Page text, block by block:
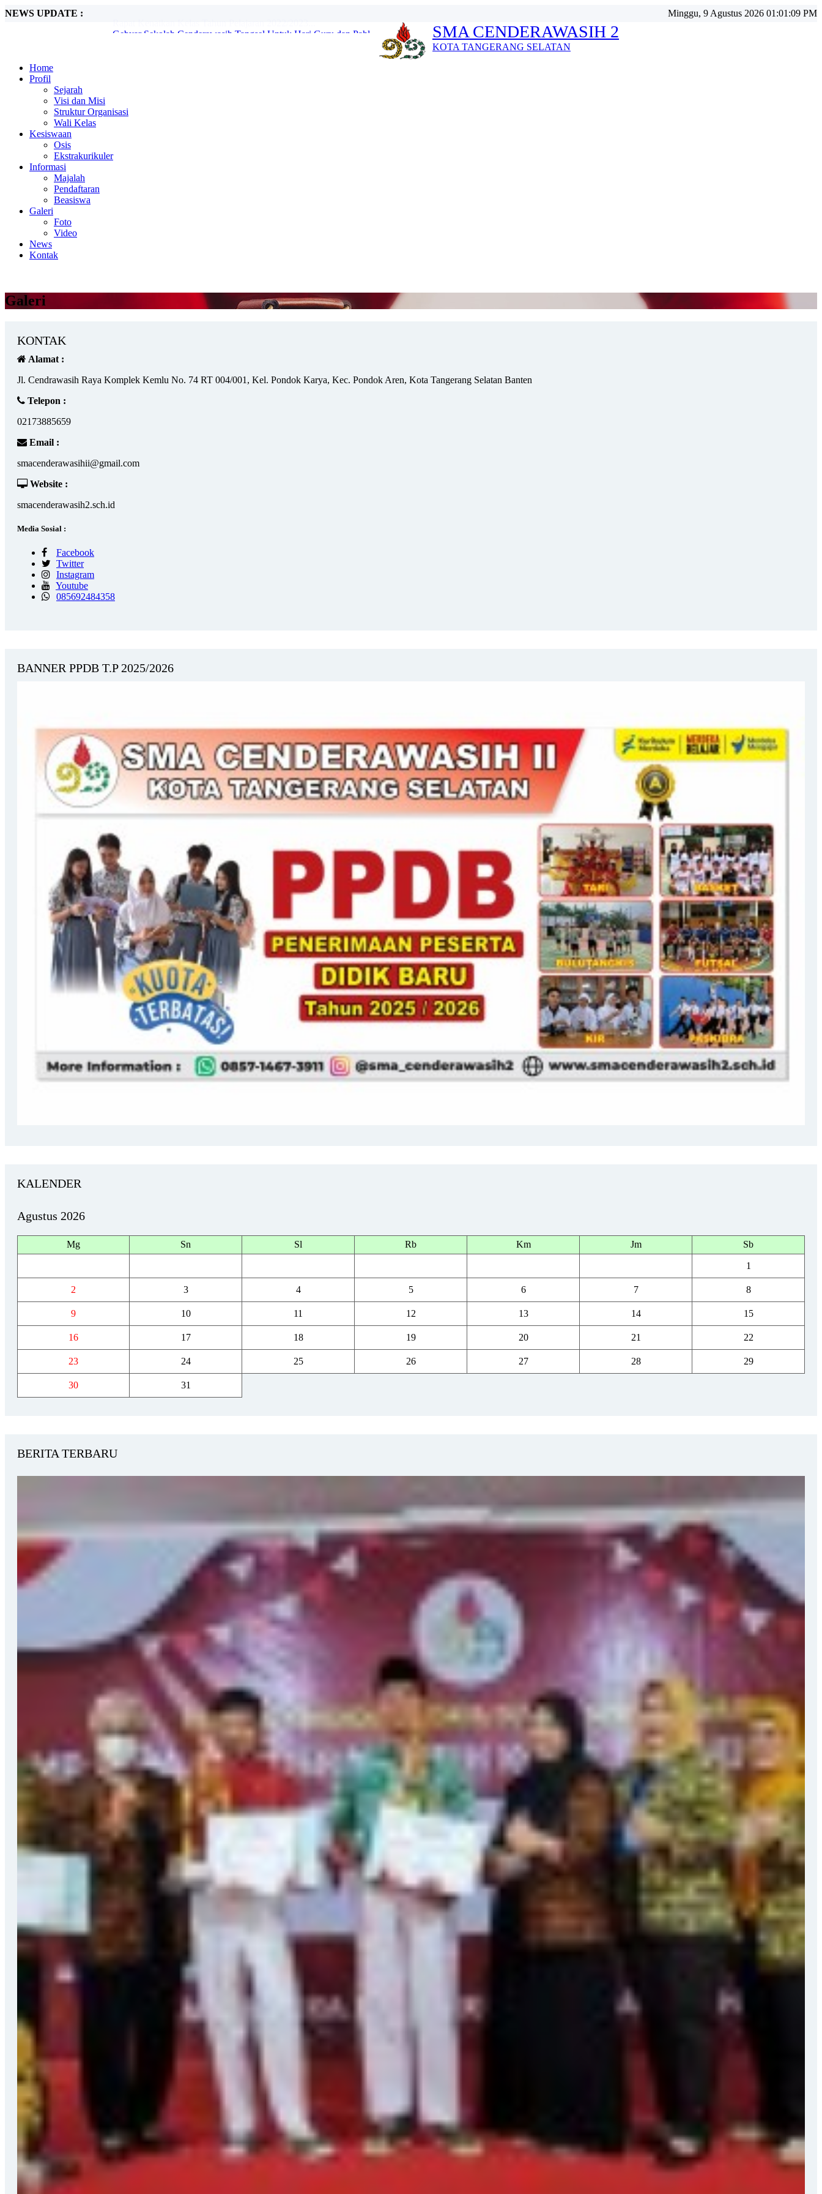
NEWS UPDATE :
Rapat Kenaikan Kelas Tahun Pelajaran 2022/2023...
Minggu, 9 Agustus 2026 01:01:11 PM
SMA CENDERAWASIH 2
KOTA TANGERANG SELATAN
Home
Profil
Sejarah
Visi dan Misi
Struktur Organisasi
Wali Kelas
Kesiswaan
Osis
Ekstrakurikuler
Informasi
Majalah
Pendaftaran
Beasiswa
Galeri
Foto
Video
News
Kontak
Galeri
KONTAK
Alamat :
Jl. Cendrawasih Raya Komplek Kemlu No. 74 RT 004/001, Kel. Pondok Karya, Kec. Pondok Aren, Kota Tangerang Selatan Banten
Telepon :
02173885659
Email :
smacenderawasihii@gmail.com
Website :
smacenderawasih2.sch.id
Media Sosial :
Facebook
Twitter
Instagram
Youtube
085692484358
BANNER PPDB T.P 2025/2026
KALENDER
Agustus 2026
Mg Sn Sl Rb Km Jm Sb
1
2 3 4 5 6 7 8
9 10 11 12 13 14 15
16 17 18 19 20 21 22
23 24 25 26 27 28 29
30 31
BERITA TERBARU